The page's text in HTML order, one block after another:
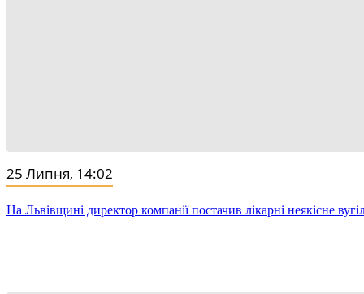
25 Липня, 14:02
На Львівщині директор компанії постачив лікарні неякісне